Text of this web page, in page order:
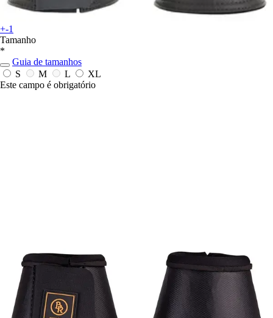
+-1
Tamanho
*
Guia de tamanhos
S
M L
XL
Este campo é obrigatório